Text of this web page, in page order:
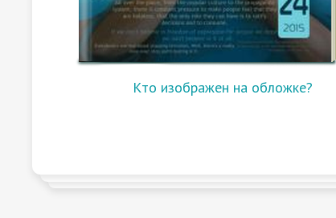
Кто изображен на обложке?